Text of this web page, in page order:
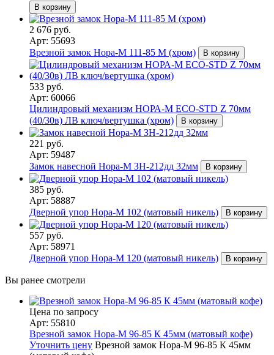
В корзину
2 676 руб.
Арт: 55693
Врезной замок Нора-М 111-85 М (хром)
В корзину
533 руб.
Арт: 60066
Цилиндровый механизм НОРА-М ЕСО-STD Z 70мм
(40/30в) ЛВ ключ/вертушка (хром)
В корзину
221 руб.
Арт: 59487
Замок навесной Нора-М ЗН-212дд 32мм
В корзину
385 руб.
Арт: 58887
Дверной упор Нора-М 102 (матовый никель)
В корзину
557 руб.
Арт: 58971
Дверной упор Нора-М 120 (матовый никель)
В корзину
Вы ранее смотрели
Цена по запросу
Арт: 55810
Врезной замок Нора-М 96-85 К 45мм (матовый кофе)
Уточнить цену Врезной замок Нора-М 96-85 К 45мм